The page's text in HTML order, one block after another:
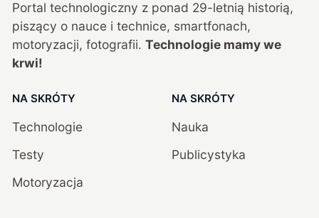
Portal technologiczny z ponad 29-letnią historią,
piszący o nauce i technice, smartfonach,
motoryzacji, fotografii. Technologie mamy we
krwi!
NA SKRÓTY
Technologie
Testy
Motoryzacja
NA SKRÓTY
Nauka
Publicystyka